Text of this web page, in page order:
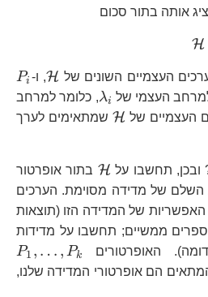
אותה בתור סכום
H
העצמיים השונים של H, ו- Pi
העצמי של λi
, כלומר למרחב
העצמיים של H שמתאימים לערך
ובכן, תחשבו על H בתור אופרטור
השלם של מדידה מסוימת. הערכים
של המדידה הזו (תוצאות
ממשיים; תחשבו על מדידות
האופרטורים
P1 , … , Pk
הם אופרטורי המדידה שלנו,